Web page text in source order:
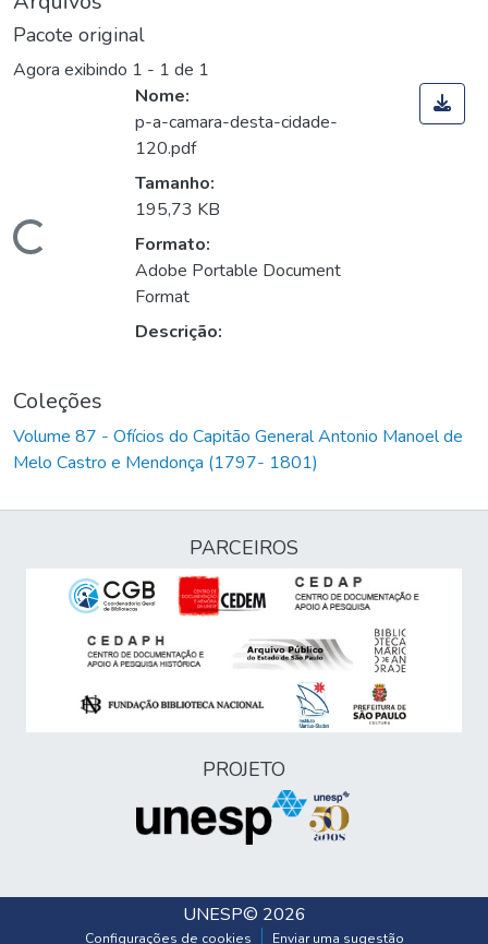
Pacote original
Agora exibindo 1 - 1 de 1
Carregando...
Nome:
p-a-camara-desta-cidade-
120.pdf
Tamanho:
195,73 KB
Formato:
Adobe Portable Document
Format
Descrição:
Coleções
Volume 87 - Ofícios do Capitão General Antonio Manoel de
Melo Castro e Mendonça (1797- 1801)
PARCEIROS
PROJETO
UNESP© 2026
Configurações de cookies Enviar uma sugestão